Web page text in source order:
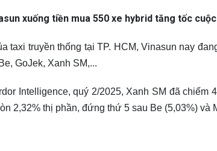
xuống tiền mua 550 xe hybrid tăng tốc
taxi truyền thống tại TP. HCM, Vinasun nay
GoJek, Xanh SM,...
Intelligence, quý 2/2025, Xanh SM đã chiếm
2,32% thị phần, đứng thứ 5 sau Be (5,03%) và